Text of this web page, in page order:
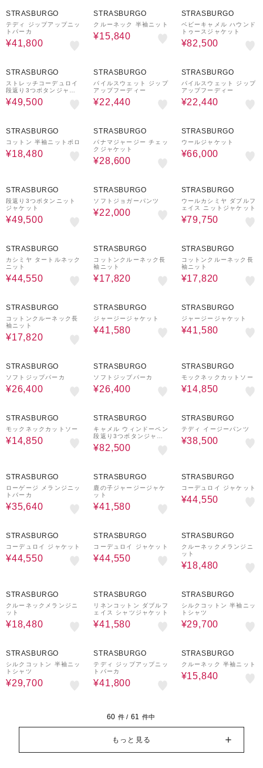
STRASBURGO
テディ ジップアップニッ
トパーカ
¥41,800
STRASBURGO
クルーネック 半袖ニット
¥15,840
STRASBURGO
ベビーキャメル ハウンド
トゥースジャケット
¥82,500
STRASBURGO
ストレッチコーデュロイ
段返り3つボタンジャケ
ット
¥49,500
STRASBURGO
パイルスウェット ジップ
アップフーディー
¥22,440
STRASBURGO
パイルスウェット ジップ
アップフーディー
¥22,440
STRASBURGO
コットン 半袖ニットポロ
¥18,480
STRASBURGO
パナマジャージー チェッ
クジャケット
¥28,600
STRASBURGO
ウールジャケット
¥66,000
STRASBURGO
段返り3つボタンニット
ジャケット
¥49,500
STRASBURGO
ソフトジョガーパンツ
¥22,000
STRASBURGO
ウールカシミヤ ダブルフ
ェイス ニットジャケット
¥79,750
STRASBURGO
カシミヤ タートルネック
ニット
¥44,550
STRASBURGO
コットンクルーネック長
袖ニット
¥17,820
STRASBURGO
コットンクルーネック長
袖ニット
¥17,820
STRASBURGO
コットンクルーネック長
袖ニット
¥17,820
STRASBURGO
ジャージージャケット
¥41,580
STRASBURGO
ジャージージャケット
¥41,580
STRASBURGO
ソフトジップパーカ
¥26,400
STRASBURGO
ソフトジップパーカ
¥26,400
STRASBURGO
モックネックカットソー
¥14,850
STRASBURGO
モックネックカットソー
¥14,850
STRASBURGO
キャメル ウィンドーペン
段返り3つボタンジャケ
ット
¥82,500
STRASBURGO
テディ イージーパンツ
¥38,500
STRASBURGO
ローゲージ メランジニッ
トパーカ
¥35,640
STRASBURGO
鹿の子ジャージージャケ
ット
¥41,580
STRASBURGO
コーデュロイ ジャケット
¥44,550
STRASBURGO
コーデュロイ ジャケット
¥44,550
STRASBURGO
コーデュロイ ジャケット
¥44,550
STRASBURGO
クルーネックメランジニ
ット
¥18,480
STRASBURGO
クルーネックメランジニ
ット
¥18,480
STRASBURGO
リネンコットン ダブルフ
ェイス シャツジャケット
¥41,580
STRASBURGO
シルクコットン 半袖ニッ
トシャツ
¥29,700
STRASBURGO
シルクコットン 半袖ニッ
トシャツ
¥29,700
STRASBURGO
テディ ジップアップニッ
トパーカ
¥41,800
STRASBURGO
クルーネック 半袖ニット
¥15,840
60 件 / 61 件中
もっと見る